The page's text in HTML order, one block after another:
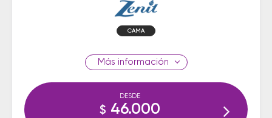
CAMA
información
DESDE
$ 46.000